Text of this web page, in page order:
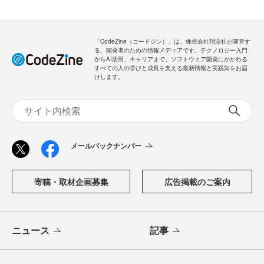
「CodeZine（コードジン）」は、株式会社翔泳社が運営す
る、開発者のための情報メディアです。テクノロジー入門
からAI活用、キャリアまで、ソフトウェア開発にかかわる
すべての人の学びと成長を支える最新情報と実践知をお届
けします。
メールバックナンバー
寄稿・取材企画募集 広告掲載のご案内
ニュース 記事